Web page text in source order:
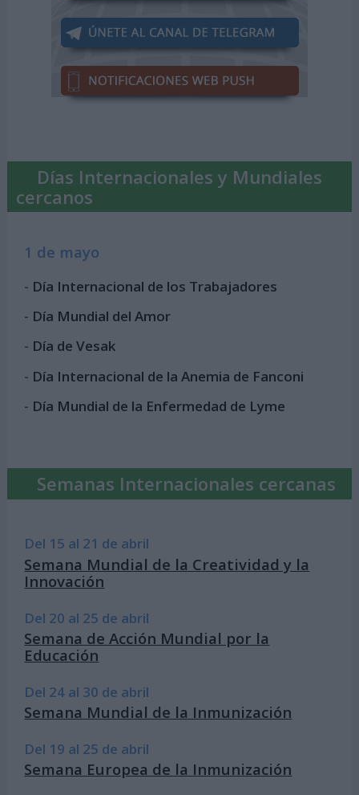
Días Internacionales y Mundiales
cercanos
1 de mayo
- Día Internacional de los Trabajadores
- Día Mundial del Amor
- Día de Vesak
- Día Internacional de la Anemia de Fanconi
- Día Mundial de la Enfermedad de Lyme
Semanas Internacionales cercanas
Del 15 al 21 de abril
Semana Mundial de la Creatividad y la
Innovación
Del 20 al 25 de abril
Semana de Acción Mundial por la
Educación
Del 24 al 30 de abril
Semana Mundial de la Inmunización
Del 19 al 25 de abril
Semana Europea de la Inmunización